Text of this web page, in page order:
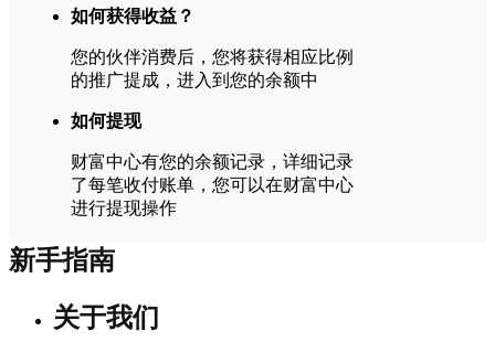
如何获得收益？
您的伙伴消费后，您将获得相应比例
的推广提成，进入到您的余额中
如何提现
财富中心有您的余额记录，详细记录
了每笔收付账单，您可以在财富中心
进行提现操作
新手指南
关于我们